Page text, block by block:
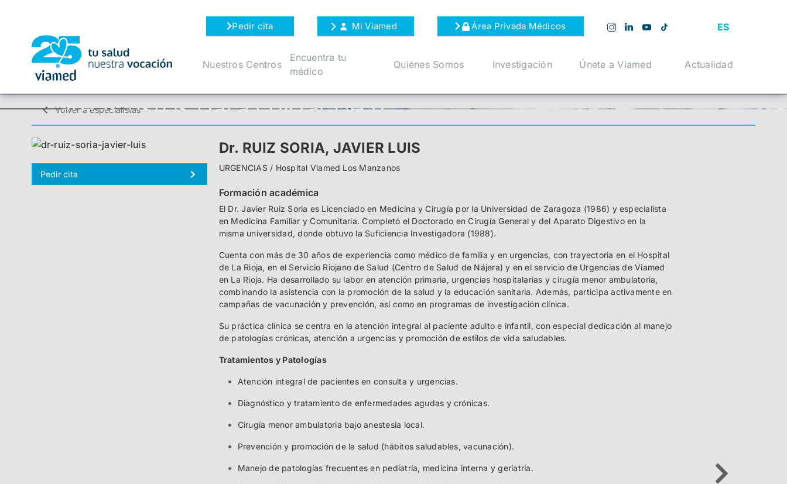
contenido
Pedir cita Mi Viamed Área Privada Médicos ES
Nuestros Centros
Encuentra tu
médico
Quiénes Somos Investigación Únete a Viamed Actualidad
Volver a especialistas
Pedir cita
Dr. RUIZ SORIA, JAVIER LUIS
URGENCIAS / Hospital Viamed Los Manzanos
Formación académica
El Dr. Javier Ruiz Soria es Licenciado en Medicina y Cirugía por la Universidad de Zaragoza (1986) y especialista
en Medicina Familiar y Comunitaria. Completó el Doctorado en Cirugía General y del Aparato Digestivo en la
misma universidad, donde obtuvo la Suficiencia Investigadora (1988).
Cuenta con más de 30 años de experiencia como médico de familia y en urgencias, con trayectoria en el Hospital
de La Rioja, en el Servicio Riojano de Salud (Centro de Salud de Nájera) y en el servicio de Urgencias de Viamed
en La Rioja. Ha desarrollado su labor en atención primaria, urgencias hospitalarias y cirugía menor ambulatoria,
combinando la asistencia con la promoción de la salud y la educación sanitaria. Además, participa activamente en
campañas de vacunación y prevención, así como en programas de investigación clínica.
Su práctica clínica se centra en la atención integral al paciente adulto e infantil, con especial dedicación al manejo
de patologías crónicas, atención a urgencias y promoción de estilos de vida saludables.
Tratamientos y Patologías
Atención integral de pacientes en consulta y urgencias.
Diagnóstico y tratamiento de enfermedades agudas y crónicas.
Cirugía menor ambulatoria bajo anestesia local.
Prevención y promoción de la salud (hábitos saludables, vacunación).
Manejo de patologías frecuentes en pediatría, medicina interna y geriatría.